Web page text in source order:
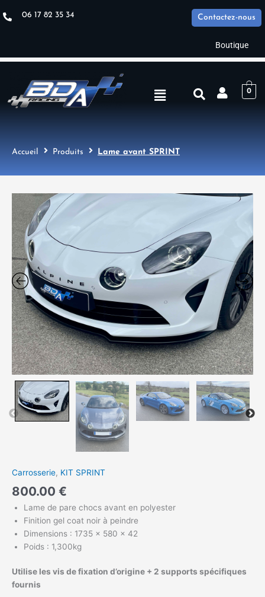
au
06 17 82 35 34 Contactez-nous
Boutique
Menu 0
Accueil Produits Lame avant SPRINT
Carrosserie, KIT SPRINT
800.00 €
Lame de pare chocs avant en polyester
Finition gel coat noir à peindre
Dimensions : 1735 x 580 x 42
Poids : 1,300kg
Utilise les vis de fixation d’origine + 2 supports spécifiques
fournis
quantité
de
Lame
avant
SPRINT